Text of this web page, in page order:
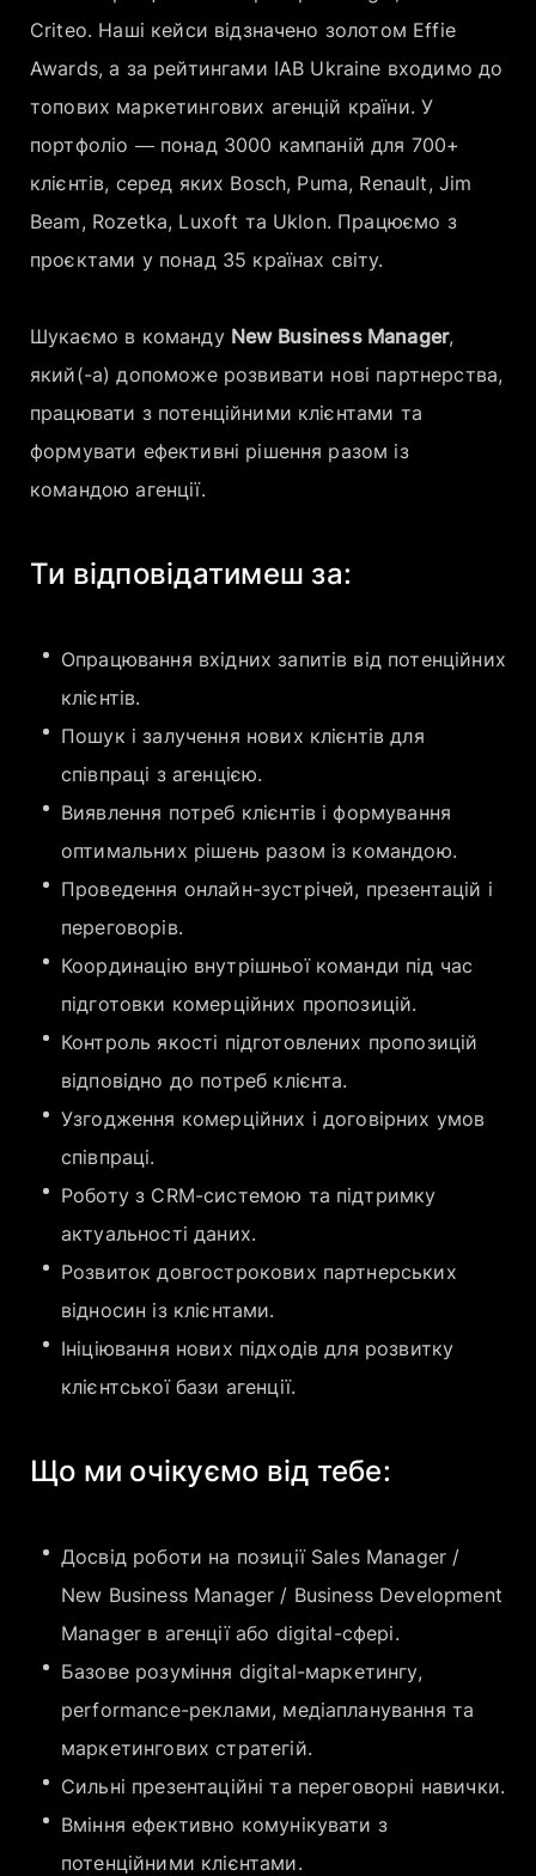
Criteo. Наші кейси відзначено золотом Effie
Awards, а за рейтингами IAB Ukraine входимо до
топових маркетингових агенцій країни. У
портфоліо — понад 3000 кампаній для 700+
клієнтів, серед яких Bosch, Puma, Renault, Jim
Beam, Rozetka, Luxoft та Uklon. Працюємо з
проєктами у понад 35 країнах світу.
Шукаємо в команду New Business Manager,
який(-а) допоможе розвивати нові партнерства,
працювати з потенційними клієнтами та
формувати ефективні рішення разом із
командою агенції.
Ти відповідатимеш за:
Опрацювання вхідних запитів від потенційних
клієнтів.
Пошук і залучення нових клієнтів для
співпраці з агенцією.
Виявлення потреб клієнтів і формування
оптимальних рішень разом із командою.
Проведення онлайн-зустрічей, презентацій і
переговорів.
Координацію внутрішньої команди під час
підготовки комерційних пропозицій.
Контроль якості підготовлених пропозицій
відповідно до потреб клієнта.
Узгодження комерційних і договірних умов
співпраці.
Роботу з CRM-системою та підтримку
актуальності даних.
Розвиток довгострокових партнерських
відносин із клієнтами.
Ініціювання нових підходів для розвитку
клієнтської бази агенції.
Що ми очікуємо від тебе:
Досвід роботи на позиції Sales Manager /
New Business Manager / Business Development
Manager в агенції або digital-сфері.
Базове розуміння digital-маркетингу,
performance-реклами, медіапланування та
маркетингових стратегій.
Сильні презентаційні та переговорні навички.
Вміння ефективно комунікувати з
потенційними клієнтами.